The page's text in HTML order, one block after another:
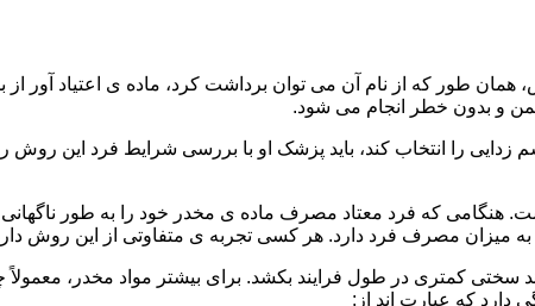
طور که از نام آن می توان برداشت کرد، ماده ی اعتیاد آور
و بدون خطر انجام می شود.
را انتخاب کند، باید پزشک او با بررسی شرایط فرد این روش
هنگامی که فرد معتاد مصرف ماده ی مخدر خود را به طور ناگهانی
میزان مصرف فرد دارد. هر کسی تجربه ی متفاوتی از این روش
سختی کمتری در طول فرایند بکشد. برای بیشتر مواد مخدر،
دارد که عبارت اند از: